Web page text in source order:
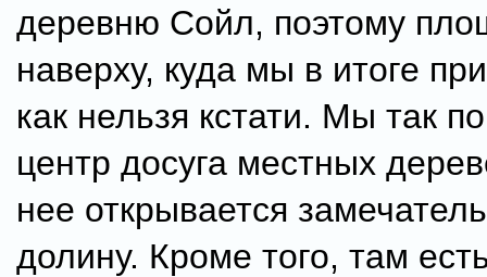
деревню Сойл, поэтому
наверху, куда мы в итоге
как нельзя кстати. Мы так
центр досуга местных
нее открывается
долину. Кроме того, там